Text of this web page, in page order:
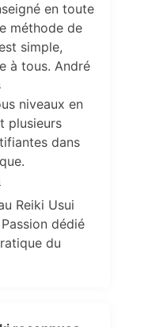
en toute
méthode de
simple,
à tous. André
niveaux en
plusieurs
dans
Reiki Usui
dédié
du